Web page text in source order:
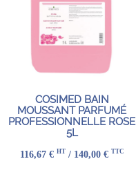
COSIMED BAIN
MOUSSANT PARFUMÉ
PROFESSIONNELLE ROSE
5L
116,67 € HT / 140,00 € TTC